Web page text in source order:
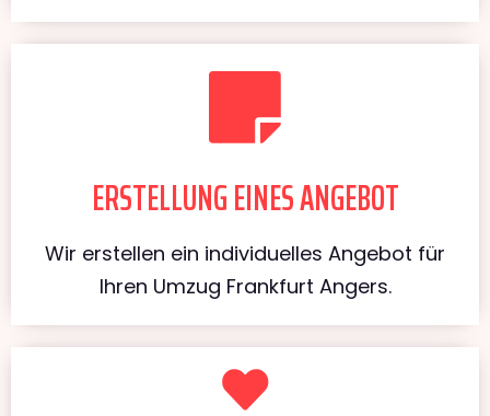
ERSTELLUNG EINES ANGEBOT
Wir erstellen ein individuelles Angebot für
Ihren Umzug Frankfurt Angers.